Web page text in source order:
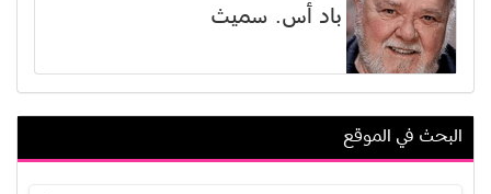
باد أس. سميث
دومينيك حوراني
البحث في الموقع